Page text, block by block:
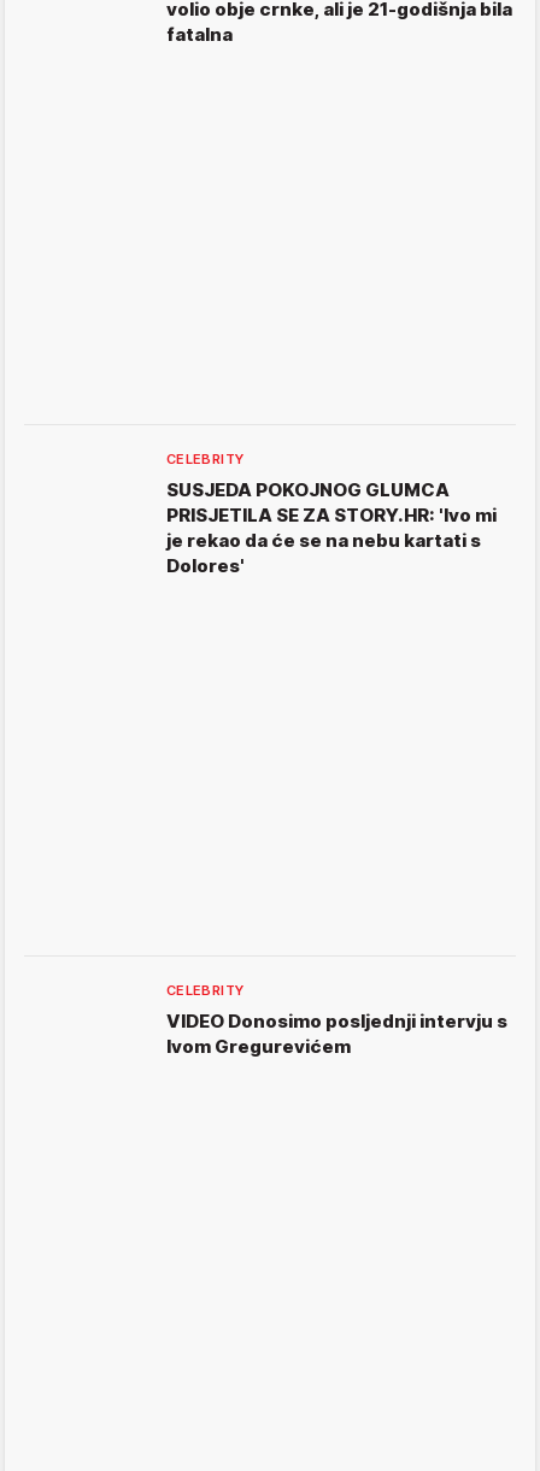
volio obje crnke, ali je 21-godišnja bila
fatalna
CELEBRITY
SUSJEDA POKOJNOG GLUMCA
PRISJETILA SE ZA STORY.HR: 'Ivo mi
je rekao da će se na nebu kartati s
Dolores'
CELEBRITY
VIDEO Donosimo posljednji intervju s
Ivom Gregurevićem